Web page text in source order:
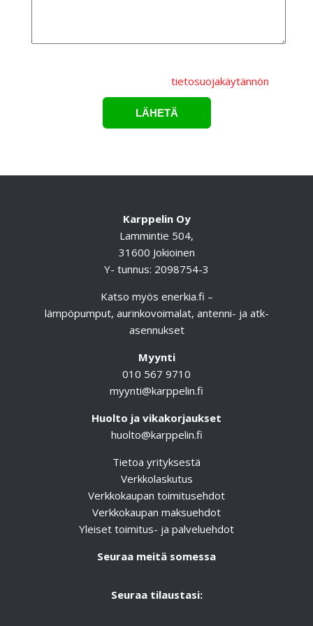
tietosuojakäytännön
Karppelin Oy
Lammintie 504,
31600 Jokioinen
Y- tunnus: 2098754-3
Katso myös enerkia.fi –
lämpöpumput, aurinkovoimalat, antenni- ja atk-
asennukset
Myynti
010 567 9710
myynti@karppelin.fi
Huolto ja vikakorjaukset
huolto@karppelin.fi
Tietoa yrityksestä
Verkkolaskutus
Verkkokaupan toimitusehdot
Verkkokaupan maksuehdot
Yleiset toimitus- ja palveluehdot
Seuraa meitä somessa
Seuraa tilaustasi: